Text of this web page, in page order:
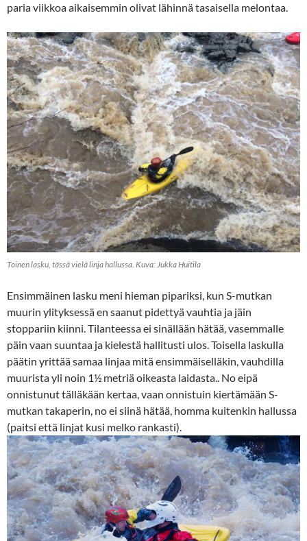
paria viikkoa aikaisemmin olivat lähinnä tasaisella melontaa.
Toinen lasku, tässä vielä linja hallussa. Kuva: Jukka Huitila
Ensimmäinen lasku meni hieman pipariksi, kun S-mutkan
muurin ylityksessä en saanut pidettyä vauhtia ja jäin
stoppariin kiinni. Tilanteessa ei sinällään hätää, vasemmalle
päin vaan suuntaa ja kielestä hallitusti ulos. Toisella laskulla
päätin yrittää samaa linjaa mitä ensimmäiselläkin, vauhdilla
muurista yli noin 1½ metriä oikeasta laidasta.. No eipä
onnistunut tälläkään kertaa, vaan onnistuin kiertämään S-
mutkan takaperin, no ei siinä hätää, homma kuitenkin hallussa
(paitsi että linjat kusi melko rankasti).